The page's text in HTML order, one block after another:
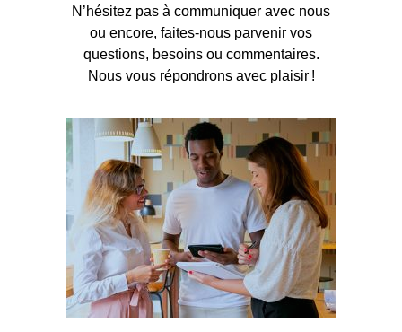
N’hésitez pas à communiquer avec nous
ou encore, faites-nous parvenir vos
questions, besoins ou commentaires.
Nous vous répondrons avec plaisir !